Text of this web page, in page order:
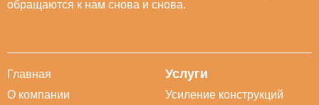
обращаются к нам снова и снова.
Главная
О компании
Услуги
Усиление конструкций